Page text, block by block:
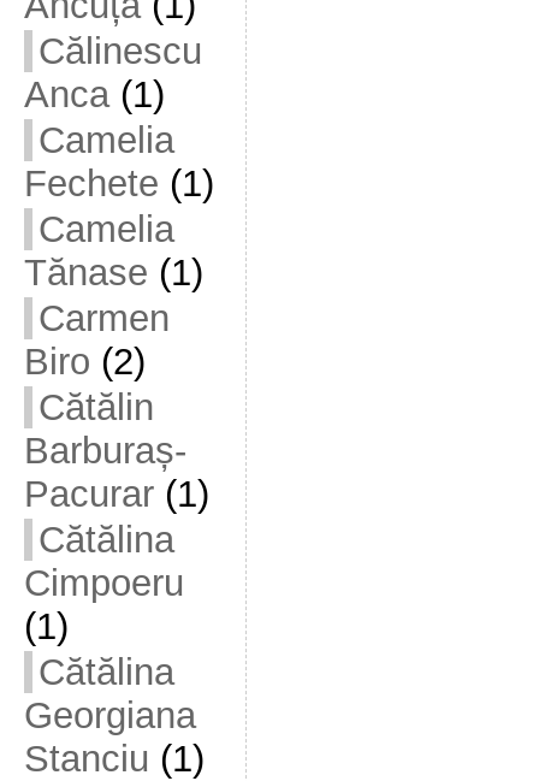
Călinescu
Anca(1)
Camelia
Fechete (1)
Camelia
Tănase (1)
Carmen
Biro (2)
Cătălin
Barburaș-
Pacurar(1)
Cătălina
Cimpoeru
(1)
Cătălina
Georgiana
Stanciu (1)